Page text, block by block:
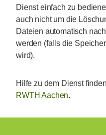
Dienst einfach zu
auch nicht um die
Dateien automatisch
werden (falls die
wird).
Hilfe zu dem Dienst
RWTH Aachen.